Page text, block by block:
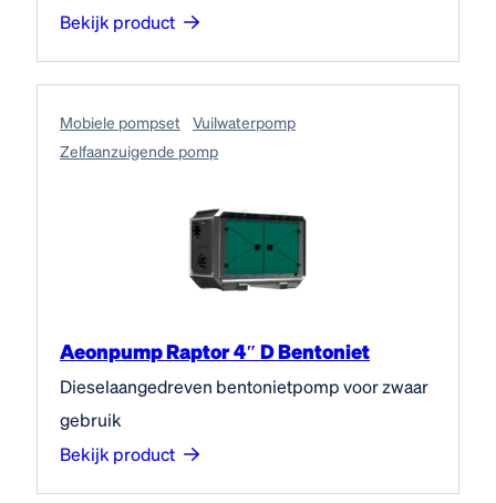
Bekijk product
Mobiele pompset
Vuilwaterpomp
Zelfaanzuigende pomp
Aeonpump Raptor 4″ D Bentoniet
Dieselaangedreven bentonietpomp voor zwaar
gebruik
Bekijk product